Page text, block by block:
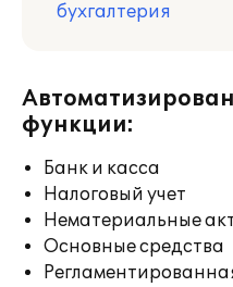
бухгалтерия
функции:
Банк и касса
Налоговый учет
Нематериальные
Основные средства